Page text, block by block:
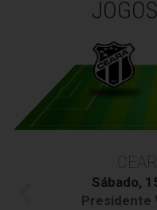
Sábado,
Presidente